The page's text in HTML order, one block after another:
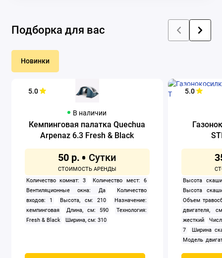
Подборка для вас
Новинки
5.0
В наличии
Кемпинговая палатка Quechua
Arpenaz 6.3 Fresh & Black
50 р.
Количество комнат: 3
Количество мест: 6
Вентиляционные окна: Да
Количество
входов: 1
Высота, см: 210
Назначение:
кемпинговая
Длина, см: 590
Технология:
Fresh & Black
Ширина, см: 310
5.0
Высота
Высота
Объем
двигателя,
жесткий
7
Ширина
Модель